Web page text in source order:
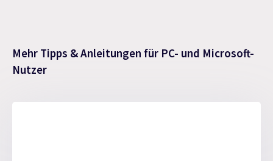
Mehr Tipps & Anleitungen für PC- und Microsoft-
Nutzer